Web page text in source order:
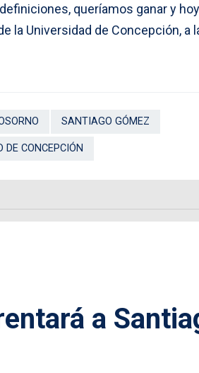
queríamos ganar y
la Universidad de Concepción, a
SANTIAGO GÓMEZ
DE CONCEPCIÓN
a